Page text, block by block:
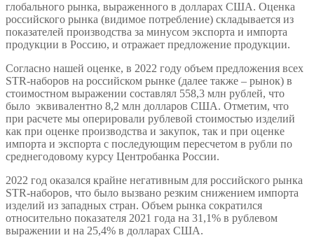
глобального рынка, выраженного в долларах США. Оценка
российского рынка (видимое потребление) складывается из
показателей производства за минусом экспорта и импорта
продукции в Россию, и отражает предложение продукции.
Согласно нашей оценке, в 2022 году объем предложения всех
STR-наборов на российском рынке (далее также – рынок) в
стоимостном выражении составлял 558,3 млн рублей, что
было эквивалентно 8,2 млн долларов США. Отметим, что
при расчете мы оперировали рублевой стоимостью изделий
как при оценке производства и закупок, так и при оценке
импорта и экспорта с последующим пересчетом в рубли по
среднегодовому курсу Центробанка России.
2022 год оказался крайне негативным для российского рынка
STR-наборов, что было вызвано резким снижением импорта
изделий из западных стран. Объем рынка сократился
относительно показателя 2021 года на 31,1% в рублевом
выражении и на 25,4% в долларах США.